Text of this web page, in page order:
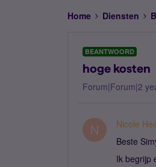
Home Diensten
BEANTWOORD
hoge kosten
Forum|Forum|2
N Nicole
Beste
Ik begrijp